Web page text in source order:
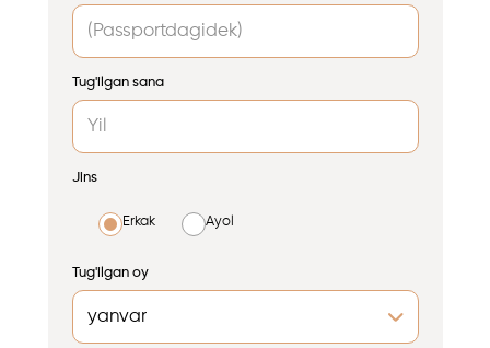
Tug'ilgan sana
Jins
Erkak Ayol
Tug'ilgan oy